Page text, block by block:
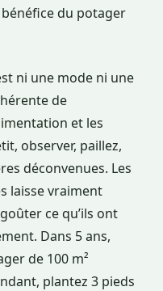
du potager
ni une mode ni une
de
et les
observer, paillez,
déconvenues. Les
laisse vraiment
ce qu’ils ont
Dans 5 ans,
de 100 m²
plantez 3 pieds